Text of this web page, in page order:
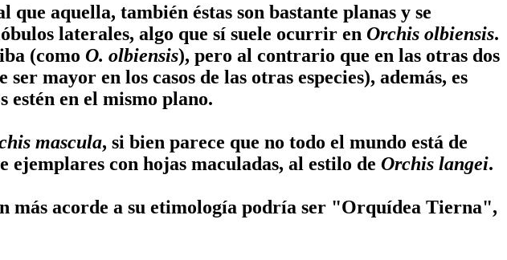
que aquella, también éstas son bastante planas y se
laterales, algo que sí suele ocurrir en Orchis olbiensis.
(como O. olbiensis), pero al contrario que en las otras dos
mayor en los casos de las otras especies), además, es
estén en el mismo plano.
mascula, si bien parece que no todo el mundo está de
con hojas maculadas, al estilo de Orchis langei.
más acorde a su etimología podría ser "Orquídea Tierna",